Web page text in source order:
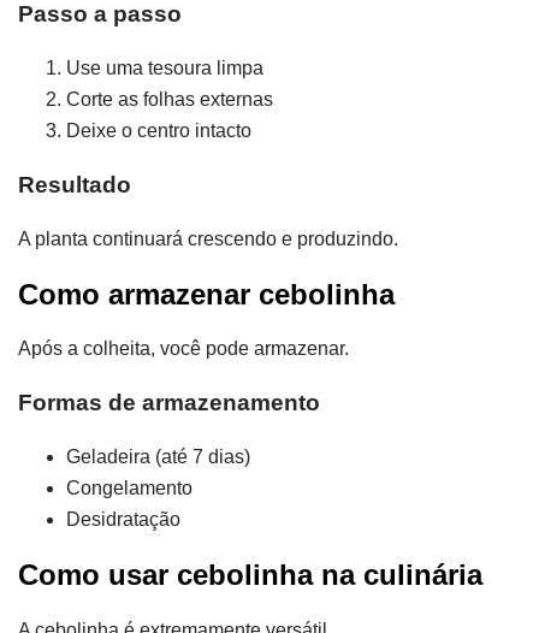
Passo a passo
Use uma tesoura limpa
Corte as folhas externas
Deixe o centro intacto
Resultado
A planta continuará crescendo e produzindo.
Como armazenar cebolinha
Após a colheita, você pode armazenar.
Formas de armazenamento
Geladeira (até 7 dias)
Congelamento
Desidratação
Como usar cebolinha na culinária